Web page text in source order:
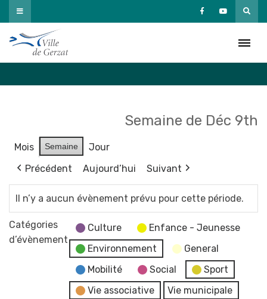
Passer
au
contenu
Semaine de Déc 9th
Mois Semaine
Jour
Précédent
Aujourd’hui Suivant
Il n’y a aucun évènement prévu pour cette période.
Catégories
d’évènement
Culture
Enfance - Jeunesse
Environnement
General
Mobilité
Social
Sport
Vie associative
Vie municipale